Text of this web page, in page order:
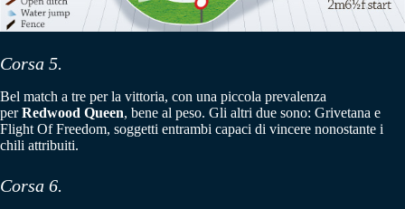
Corsa 5.
Bel match a tre per la vittoria, con una piccola prevalenza
perRedwood Queen, bene al peso. Gli altri due sono: Grivetana e
Flight Of Freedom, soggetti entrambi capaci di vincere nonostante i
chili attribuiti.
Corsa 6.